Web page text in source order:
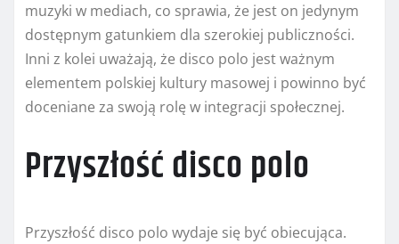
muzyki w mediach, co sprawia, że jest on jedynym
dostępnym gatunkiem dla szerokiej publiczności.
Inni z kolei uważają, że disco polo jest ważnym
elementem polskiej kultury masowej i powinno być
doceniane za swoją rolę w integracji społecznej.
Przyszłość disco polo
Przyszłość disco polo wydaje się być obiecująca.